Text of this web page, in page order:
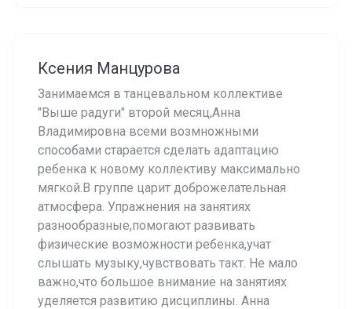
Ксения Манцурова
Занимаемся в танцевальном коллективе
"Выше радуги" второй месяц,Анна
Владимировна всеми возмножными
способами старается сделать адаптацию
ребенка к новому коллективу максимально
мягкой.В группе царит доброжелательная
атмосфера. Упражнения на занятиях
разнообразные,помогают развивать
физические возможности ребенка,учат
слышать музыку,чувствовать такт. Не мало
важно,что большое внимание на занятиях
уделяется развитию дисциплины. Анна